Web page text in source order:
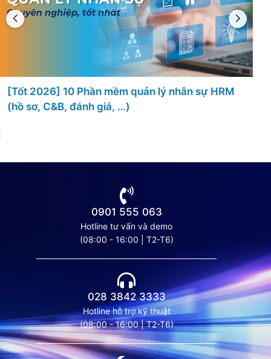
0901 555 063
028 3842 3333
Hotline hỗ trợ kỹ thuật
(08:00 - 16:00 | T2-T6)